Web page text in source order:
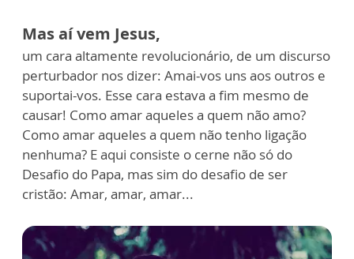
Mas aí vem Jesus,
um cara altamente revolucionário, de um discurso
perturbador nos dizer: Amai-vos uns aos outros e
suportai-vos. Esse cara estava a fim mesmo de
causar! Como amar aqueles a quem não amo?
Como amar aqueles a quem não tenho ligação
nenhuma? E aqui consiste o cerne não só do
Desafio do Papa, mas sim do desafio de ser
cristão: Amar, amar, amar...